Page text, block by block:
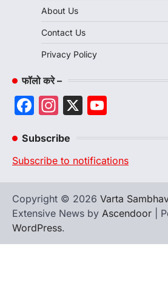
About Us
Contact Us
Privacy Policy
फॉलो करे –
Facebook
Instagram
X
Subscribe
Subscribe to notifications
Copyright © 2026 Varta Sambhav
Extensive News by Ascendoor |
WordPress.